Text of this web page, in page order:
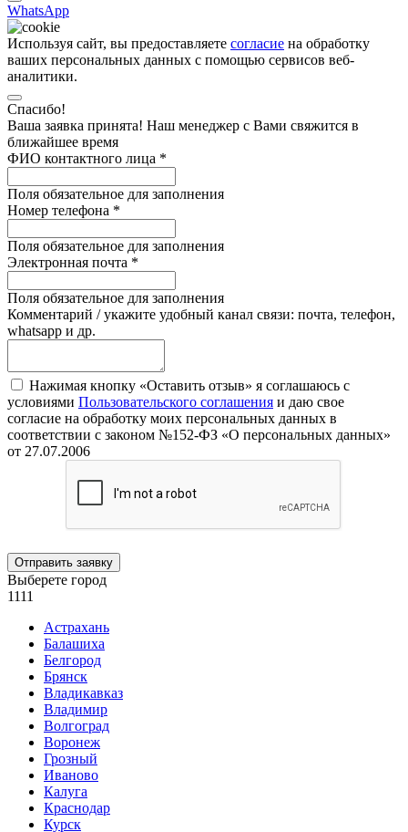
WhatsApp
Используя сайт, вы предоставляете согласие на обработку
ваших персональных данных с помощью сервисов веб-
аналитики.
Спасибо!
Ваша заявка принята! Наш менеджер с Вами свяжится в
ближайшее время
ФИО контактного лица *
Поля обязательное для заполнения
Номер телефона *
Поля обязательное для заполнения
Электронная почта *
Поля обязательное для заполнения
Комментарий / укажите удобный канал связи: почта, телефон,
whatsapp и др.
Нажимая кнопку «Оставить отзыв» я соглашаюсь с
условиями Пользовательского соглашения и даю свое
согласие на обработку моих персональных данных в
соответствии с законом №152-ФЗ «О персональных данных»
от 27.07.2006
Отправить заявку
Выберете город
1111
Астрахань
Балашиха
Белгород
Брянск
Владикавказ
Владимир
Волгоград
Воронеж
Грозный
Иваново
Калуга
Краснодар
Курск